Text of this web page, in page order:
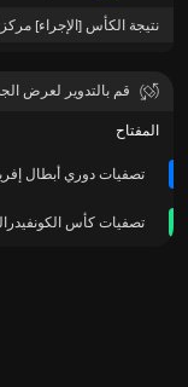
نتيجة الكأس [الإجراء]
قم بالتدوير لعرض
المفتاح
تصفيات دوري أبطال
تصفيات كأس